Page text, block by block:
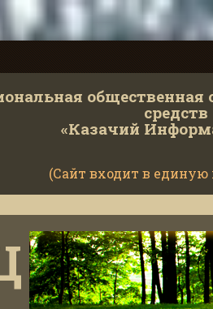
общественная
«Казачий
(Сайт входит в